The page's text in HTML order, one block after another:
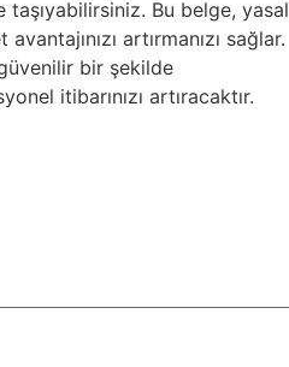
Bu belge, yasal
artırmanızı sağlar.
bir şekilde
itibarınızı artıracaktır.